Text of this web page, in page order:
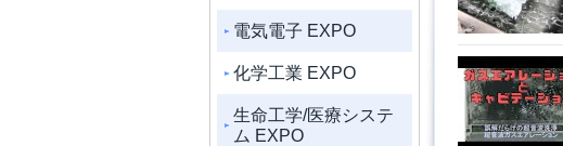
電気電子 EXPO
化学工業 EXPO
生命工学/医療システ
ム EXPO